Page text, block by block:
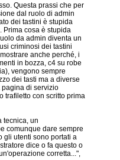
Questa prassi che per
dal ruolo di admin
dei tastini è stupida
Prima cosa è stupida
da admin diventa un
criminosi dei tastini
anche perché, i
in bozza, c4 su robe
vengono sempre
dei tasti ma a diverse
di servizio
trafiletto con scritto prima
tecnica, un
comunque dare sempre
gli utenti sono portati a
dice o fa questo o
corretta...",